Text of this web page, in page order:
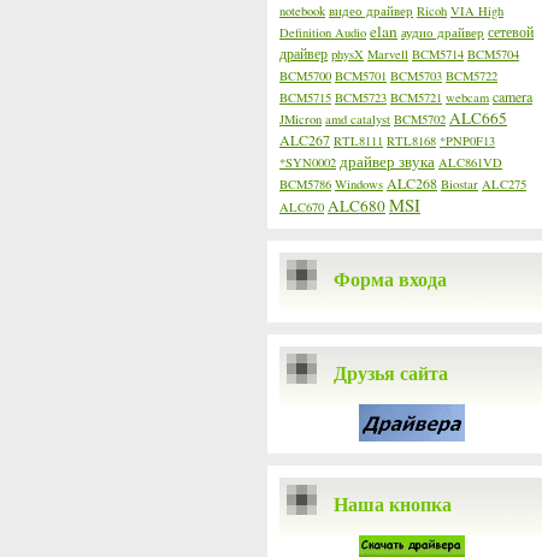
notebook видео драйвер Ricoh VIA High
Definition Audio elan аудио драйвер сетевой
драйвер physX Marvell BCM5714 BCM5704
BCM5700 BCM5701 BCM5703 BCM5722
BCM5715 BCM5723 BCM5721 webcam camera
JMicron amd catalyst BCM5702 ALC665
ALC267 RTL8111 RTL8168 *PNP0F13
*SYN0002 драйвер звука ALC861VD
BCM5786 Windows ALC268 Biostar ALC275
ALC670 ALC680MSI
Форма входа
Друзья сайта
Наша кнопка